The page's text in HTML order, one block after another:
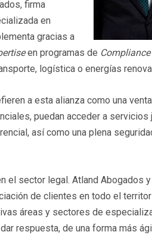
firma
en
gracias a
en programas de Compliance
logística o energías
a esta alianza como una
puedan acceder a
así como una plena
el sector legal. Atland Abogados
de clientes en todo el
áreas y sectores de
respuesta, de una forma más